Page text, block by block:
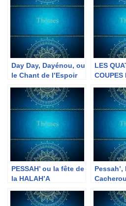
Day Day, Dayénou, ou
le Chant de l’Espoir
LES
COUPES
PESSAH’ ou la fête de
la HALAH’A